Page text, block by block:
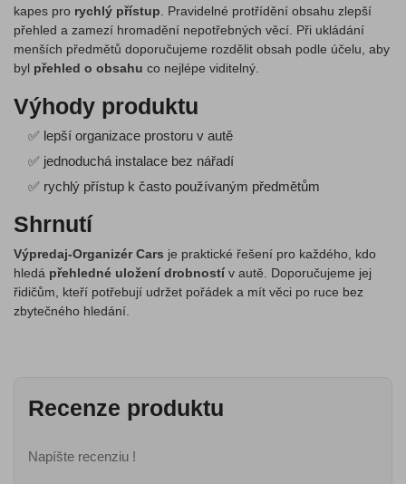
kapes pro rychlý přístup . Pravidelné protřídění obsahu zlepší
přehled a zamezí hromadění nepotřebných věcí. Při ukládání
menších předmětů doporučujeme rozdělit obsah podle účelu, aby
byl přehled o obsahu co nejlépe viditelný.
Výhody produktu
✅ lepší organizace prostoru v autě
✅ jednoduchá instalace bez nářadí
✅ rychlý přístup k často používaným předmětům
Shrnutí
Výpredaj-Organizér Cars je praktické řešení pro každého, kdo
hledá přehledné uložení drobností v autě. Doporučujeme jej
řidičům, kteří potřebují udržet pořádek a mít věci po ruce bez
zbytečného hledání.
Recenze produktu
Napíšte recenziu !